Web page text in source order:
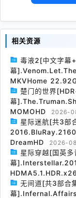
相关资源
毒液2[中文字幕
幕
MKVHome
楚门的世界
幕
MOMOHD
2026-
星际迷航[共3
DreamHD
2026-
星际穿越[国英
幕
无间道[共3部合
幕